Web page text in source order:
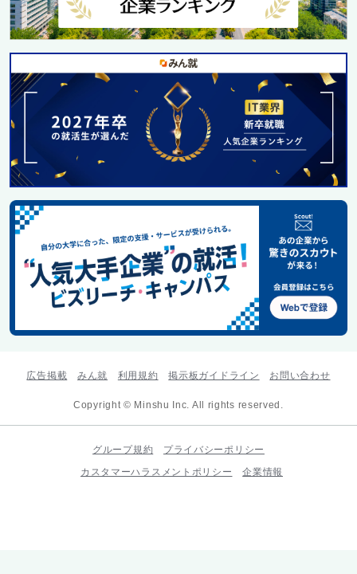
広告掲載 みん就 利用規約 掲示板ガイドライン お問い合わせ
Copyright © Minshu Inc. All rights reserved.
グループ規約
プライバシーポリシー
カスタマーハラスメントポリシー
企業情報